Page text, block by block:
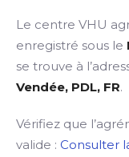
Le centre VHU
enregistré sous le
se trouve à
Vendée, PDL, FR.
Vérifiez que
valide : Consulter